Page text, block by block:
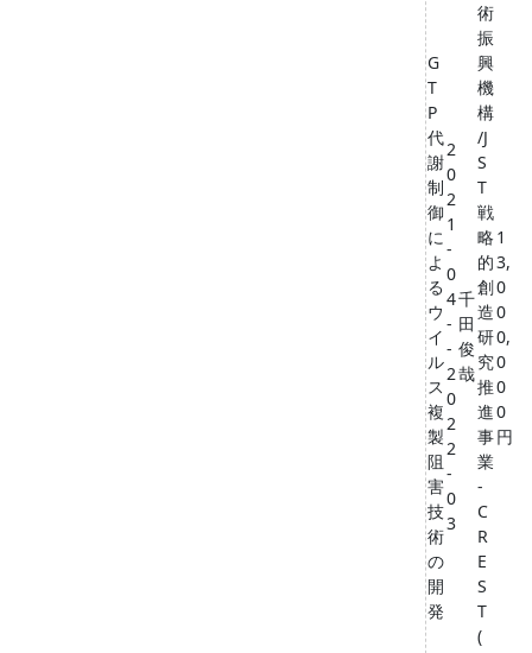
G
T
P
代
謝
制
御
に
よ
る
ウ
イ
ル
ス
複
製
阻
害
技
術
の
開
発
2
0
2
1
-
0
4
-
-
2
0
2
2
-
0
3
千
田
俊
哉
術
振
興
機
構
/J
S
T
戦
略
的
創
造
研
究
推
進
事
業
-
C
R
E
S
T
(
1
3,
0
0
0,
0
0
0
円